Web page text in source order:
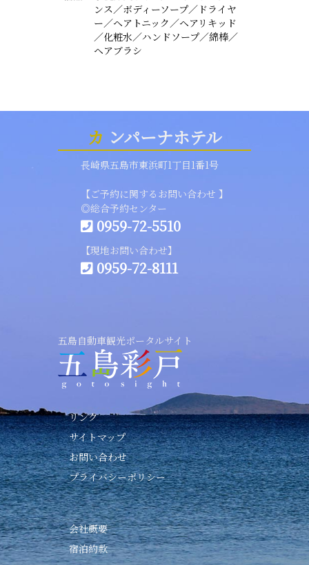
ンス／ボディーソープ／ドライヤ
ー／ヘアトニック／ヘアリキッド
／化粧水／ハンドソープ／綿棒／
ヘアブラシ
カ ンパーナホテル
長崎県五島市東浜町1丁目1番1号
【ご予約に関するお問い合わせ 】
◎総合予約センター
0959-72-5510
【現地お問い合わせ】
0959-72-8111
五島自動車観光ポータルサイト
リンク
サイトマップ
お問い合わせ
プライバシーポリシー
会社概要
宿泊約款